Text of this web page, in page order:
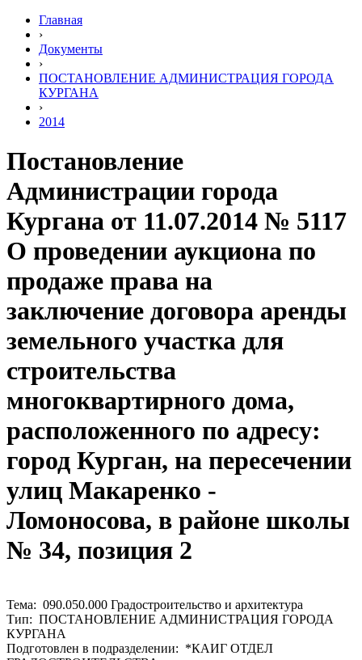
Главная
›
Документы
›
ПОСТАНОВЛЕНИЕ АДМИНИСТРАЦИЯ ГОРОДА
КУРГАНА
›
2014
Постановление
Администрации города
Кургана от 11.07.2014 № 5117
О проведении аукциона по
продаже права на
заключение договора аренды
земельного участка для
строительства
многоквартирного дома,
расположенного по адресу:
город Курган, на пересечении
улиц Макаренко -
Ломоносова, в районе школы
№ 34, позиция 2
Тема: 090.050.000 Градостроительство и архитектура
Тип: ПОСТАНОВЛЕНИЕ АДМИНИСТРАЦИЯ ГОРОДА
КУРГАНА
Подготовлен в подразделении: *КАИГ ОТДЕЛ